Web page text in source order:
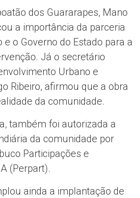
dos Guararapes, Mano
a importância da parceria
o Governo do Estado para a
Já o secretário
Urbano e
Ribeiro, afirmou que a obra
da comunidade.
também foi autorizada a
da comunidade por
Participações e
(Perpart).
ainda a implantação de